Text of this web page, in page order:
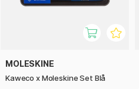
MOLESKINE
Kaweco x Moleskine Set Blå